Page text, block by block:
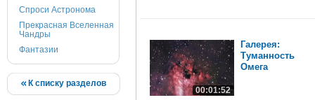
Спроси Астронома
Прекрасная Вселенная
Чандры
Фантазии
К списку разделов
00:01:52
Галерея:
Туманность
Омега